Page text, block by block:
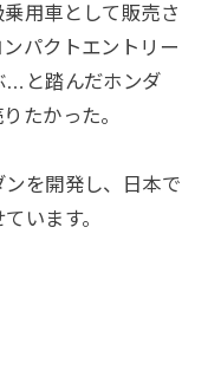
用車として販売さ
パクトエントリー
…と踏んだホンダ
たかった。
を開発し、日本で
います。